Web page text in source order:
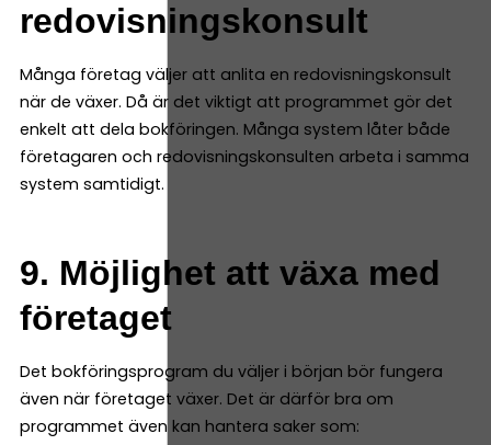
redovisningskonsult
Många företag väljer att anlita en redovisningskonsult
när de växer. Då är det viktigt att programmet gör det
enkelt att dela bokföringen. Många system låter både
företagaren och redovisningskonsulten arbeta i samma
system samtidigt.
9. Möjlighet att växa med
företaget
Det bokföringsprogram du väljer i början bör fungera
även när företaget växer. Det är därför bra om
programmet även kan hantera saker som: